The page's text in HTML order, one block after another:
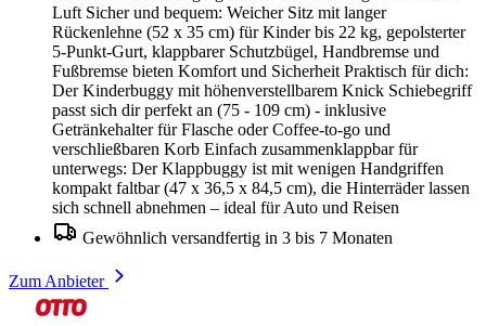
Luft Sicher und bequem: Weicher Sitz mit langer
Rückenlehne (52 x 35 cm) für Kinder bis 22 kg, gepolsterter
5-Punkt-Gurt, klappbarer Schutzbügel, Handbremse und
Fußbremse bieten Komfort und Sicherheit Praktisch für dich:
Der Kinderbuggy mit höhenverstellbarem Knick Schiebegriff
passt sich dir perfekt an (75 - 109 cm) - inklusive
Getränkehalter für Flasche oder Coffee-to-go und
verschließbaren Korb Einfach zusammenklappbar für
unterwegs: Der Klappbuggy ist mit wenigen Handgriffen
kompakt faltbar (47 x 36,5 x 84,5 cm), die Hinterräder lassen
sich schnell abnehmen – ideal für Auto und Reisen
Gewöhnlich versandfertig in 3 bis 7 Monaten
Zum Anbieter